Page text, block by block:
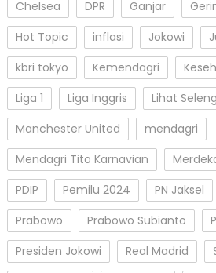
Chelsea
DPR Ganjar
Hot Topic
inflasi Jokowi
kbri tokyo
Kemendagri
Liga 1
Liga Inggris Lihat
Manchester United
mendagri
Mendagri Tito Karnavian
PDIP
Pemilu 2024 PN Jaksel
Prabowo
Prabowo Subianto
Presiden Jokowi
Real Madrid